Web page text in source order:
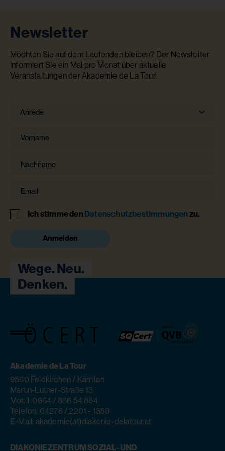
Newsletter
Möchten Sie auf dem Laufenden bleiben? Der Newsletter
informiert Sie ein Mal pro Monat über aktuelle
Veranstaltungen der Akademie de La Tour.
Anrede
Anrede
Hinweis
Ich stimme denDatenschutzbestimmungenzu.
Anmelden
Wege. Neu.
Denken.
Akademie de La Tour
9560 Feldkirchen / Kärnten
Martin-Luther-Straße 13
Mobil: 0664 / 886 54 884
Telefon: 04276 / 2201 - 1350
E-Mail: akademie(at)diakonie-delatour.at
DIAKONIEZENTRUM SOZIAL- UND